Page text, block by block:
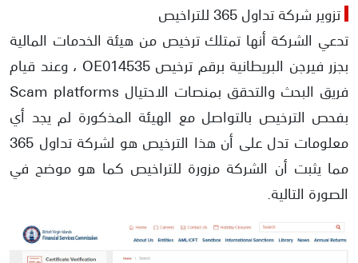
تزوير شركة تداول 365 للتراخيص
تدعي الشركة أنها تمتلك ترخيص من هيئة الخدمات المالية
بجزر فيرجن البريطانية برقم ترخيص OE014535 ، وعند قيام
فريق البحث والتحقق بمنصات الاحتيال Scam platforms
بفحص الترخيص بالتواصل مع الهيئة المذكورة لم يجد أي
معلومات تدل على أن هذا الترخيص هو لشركة تداول 365
مما يثبت أن الشركة مزورة للتراخيص كما هو موضح في
الصورة التالية.